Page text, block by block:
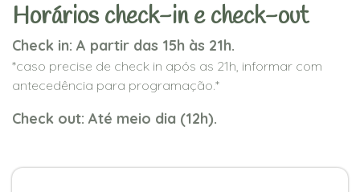
Horários check-in e check-out
Check in: A partir das 15h às 21h.
*caso precise de check in após as 21h, informar com
antecedência para programação.*
Check out: Até meio dia (12h).